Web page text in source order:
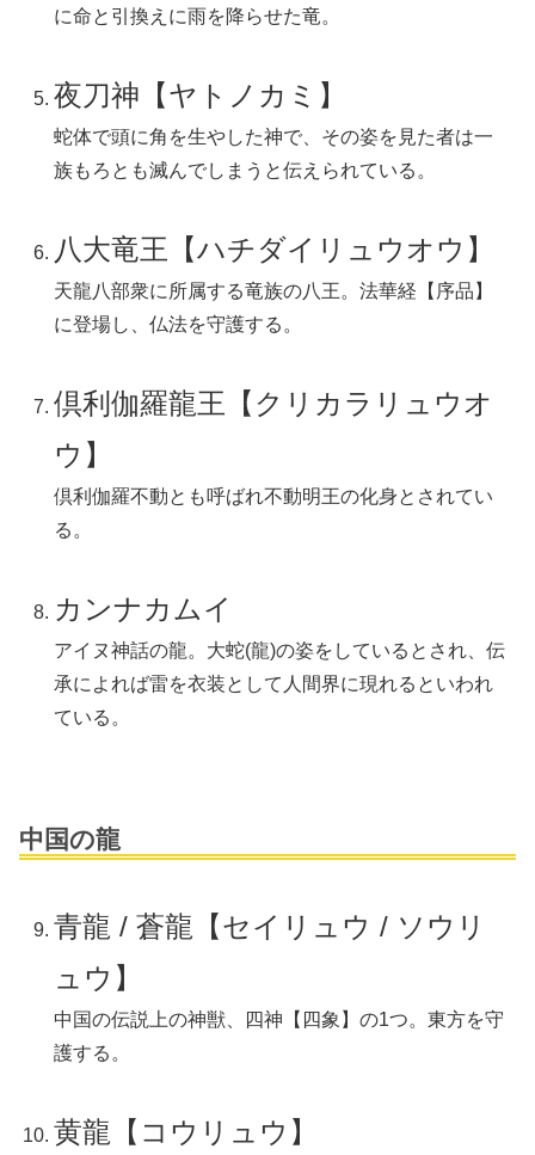
に命と引換えに雨を降らせた竜。
夜刀神【ヤトノカミ】
蛇体で頭に角を生やした神で、その姿を見た者は一
族もろとも滅んでしまうと伝えられている。
八大竜王【ハチダイリュウオウ】
天龍八部衆に所属する竜族の八王。法華経【序品】
に登場し、仏法を守護する。
倶利伽羅龍王【クリカラリュウオ
ウ】
倶利伽羅不動とも呼ばれ不動明王の化身とされてい
る。
カンナカムイ
アイヌ神話の龍。大蛇(龍)の姿をしているとされ、伝
承によれば雷を衣装として人間界に現れるといわれ
ている。
中国の龍
青龍 / 蒼龍【セイリュウ / ソウリ
ュウ】
中国の伝説上の神獣、四神【四象】の1つ。東方を守
護する。
黄龍【コウリュウ】